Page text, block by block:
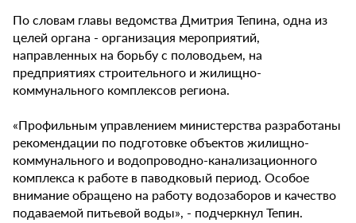
По словам главы ведомства Дмитрия Тепина, одна из
целей органа - организация мероприятий,
направленных на борьбу с половодьем, на
предприятиях строительного и жилищно-
коммунального комплексов региона.
«Профильным управлением министерства разработаны
рекомендации по подготовке объектов жилищно-
коммунального и водопроводно-канализационного
комплекса к работе в паводковый период. Особое
внимание обращено на работу водозаборов и качество
подаваемой питьевой воды», - подчеркнул Тепин.